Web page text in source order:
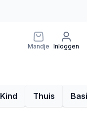
Mandje Inloggen
Kind Thuis